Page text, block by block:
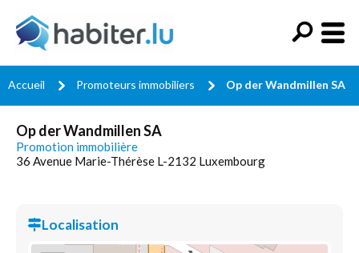
Accueil Promoteurs immobiliers Op der Wandmillen SA
Op der Wandmillen SA
Promotion immobilière
36 Avenue Marie-Thérèse L-2132 Luxembourg
Localisation